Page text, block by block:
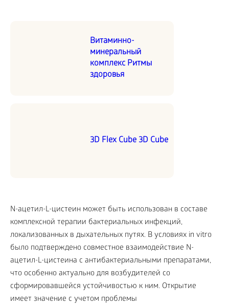
Витаминно-
минеральный
комплекс Ритмы
здоровья
3D Flex Cube 3D Cube
N-ацетил-L-цистеин может быть использован в составе
комплексной терапии бактериальных инфекций,
локализованных в дыхательных путях. В условиях in vitro
было подтверждено совместное взаимодействие N-
ацетил-L-цистеина с антибактериальными препаратами,
что особенно актуально для возбудителей со
сформировавшейся устойчивостью к ним. Открытие
имеет значение с учетом проблемы